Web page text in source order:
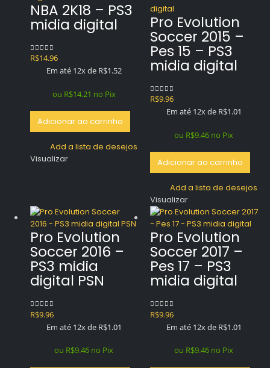
NBA 2K18 – PS3
midia digital
0out of 5
R$14.96
Em até 12x de R$1.52
ou R$14.21 no Pix
Adicionar ao carrinho
Add a lista de desejos
Visualizar
Pro Evolution
Soccer 2015 –
Pes 15 – PS3
midia digital
0out of 5
R$9.96
Em até 12x de R$1.01
ou R$9.46 no Pix
Adicionar ao carrinho
Add a lista de desejos
Visualizar
Pro Evolution
Soccer 2016 –
PS3 midia
digital PSN
0out of 5
R$9.96
Em até 12x de R$1.01
ou R$9.46 no Pix
Pro Evolution
Soccer 2017 –
Pes 17 – PS3
midia digital
0out of 5
R$9.96
Em até 12x de R$1.01
ou R$9.46 no Pix